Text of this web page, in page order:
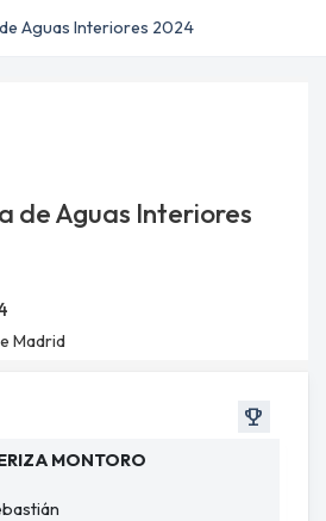
Aguas Interiores 2024
de Aguas Interiores
Madrid
emoji_events
MONTORO